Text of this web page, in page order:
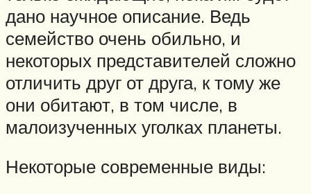
дано научное описание. Ведь
семейство очень обильно, и
некоторых представителей сложно
отличить друг от друга, к тому же
они обитают, в том числе, в
малоизученных уголках планеты.
Некоторые современные виды: